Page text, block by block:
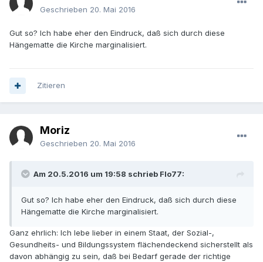
Geschrieben 20. Mai 2016
Gut so? Ich habe eher den Eindruck, daß sich durch diese
Hängematte die Kirche marginalisiert.
Zitieren
Moriz
Geschrieben 20. Mai 2016
Am 20.5.2016 um 19:58 schrieb Flo77:
Gut so? Ich habe eher den Eindruck, daß sich durch diese
Hängematte die Kirche marginalisiert.
Ganz ehrlich: Ich lebe lieber in einem Staat, der Sozial-,
Gesundheits- und Bildungssystem flächendeckend sicherstellt als
davon abhängig zu sein, daß bei Bedarf gerade der richtige